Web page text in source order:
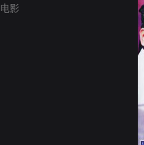
电影